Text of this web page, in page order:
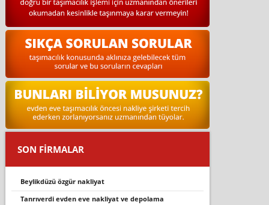
SON FİRMALAR
beylikdüzü özgür nakliyat
tanrıverdi evden eve nakliyat ve depolama